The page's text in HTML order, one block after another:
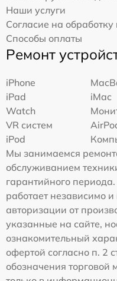
Наши услуги
Согласие на
Способы оплаты
Ремонт
iPhone
iPad
iMac
Watch
VR систем
iPod
Мы занимаемся
обслуживанием
гарантийного
работает независимо
авторизации от
указанные на сайте,
ознакомительный
офертой согласно п. 2
обозначения